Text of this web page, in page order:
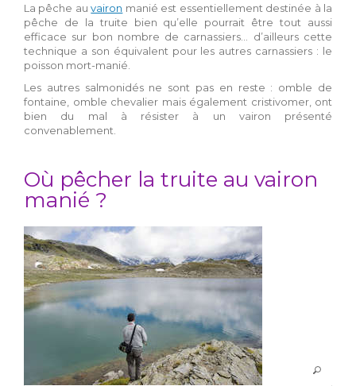
La pêche auvairon manié est essentiellement destinée à la
pêche de la truite bien qu’elle pourrait être tout aussi
efficace sur bon nombre de carnassiers… d’ailleurs cette
technique a son équivalent pour les autres carnassiers : le
poisson mort-manié.
Les autres salmonidés ne sont pas en reste : omble de
fontaine, omble chevalier mais également cristivomer, ont
bien du mal à résister à un vairon présenté
convenablement.
Où pêcher la truite au vairon
manié ?